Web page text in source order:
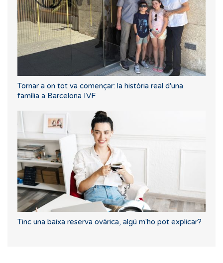
Tornar a on tot va començar: la història real d'una
família a Barcelona IVF
Tinc una baixa reserva ovàrica, algú m'ho pot explicar?